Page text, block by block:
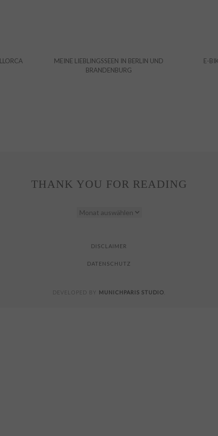
MEINE LIEBLINGSSEEN IN BERLIN UND
BRANDENBURG
E-
THANK YOU FOR READING
YOU
DISCLAIMER
DATENSCHUTZ
DEVELOPED BY MUNICHPARIS STUDIO